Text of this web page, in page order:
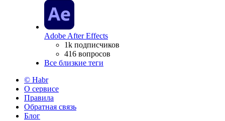
Adobe After Effects
1k подписчиков
416 вопросов
Все близкие теги
© Habr
О сервисе
Правила
Обратная связь
Блог